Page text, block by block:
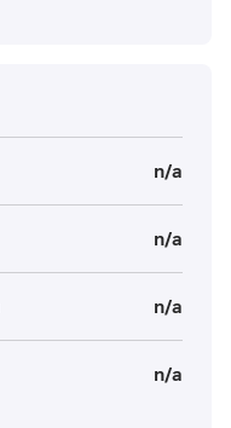
n/a
n/a
n/a
n/a